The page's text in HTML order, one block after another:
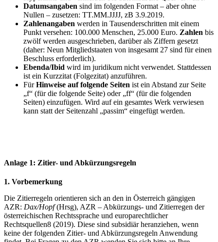
Datumsangaben sind im folgenden Format – aber ohne
Nullen – zusetzen: TT.MM.JJJJ, zB 3.9.2019.
Zahlenangaben werden in Tausenderschritten mit einem
Punkt versehen: 100.000 Menschen, 25.000 Euro. Zahlen bis
zwölf werden ausgeschrieben, darüber als Ziffern gesetzt
(daher: Neun Mitgliedstaaten von insgesamt 27 sind für einen
Beschluss erforderlich).
Ebenda/Ibid wird im juridikum nicht verwendet. Stattdessen
ist ein Kurzzitat (Folgezitat) anzuführen.
FürHinweise auf folgende Seiten ist ein Abstand zur Seite
„f“ (für die folgende Seite) oder „ff“ (für die folgenden
Seiten) einzufügen. Wird auf ein gesamtes Werk verwiesen
kann statt der Seitenzahl „passim“ eingefügt werden.
Anlage 1: Zitier- und Abkürzungsregeln
1. Vorbemerkung
Die Zitierregeln orientieren sich an den in Österreich gängigen
AZR: Dax/Hopf(Hrsg), AZR – Abkürzungs- und Zitierregen der
österreichischen Rechtssprache und europarechtlicher
Rechtsquellen8 (2019). Diese sind subsidiär heranziehen, wenn
keine der folgenden Zitier- und Abkürzungsregeln Anwendung